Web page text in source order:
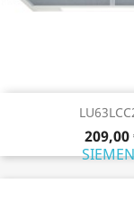
209,00